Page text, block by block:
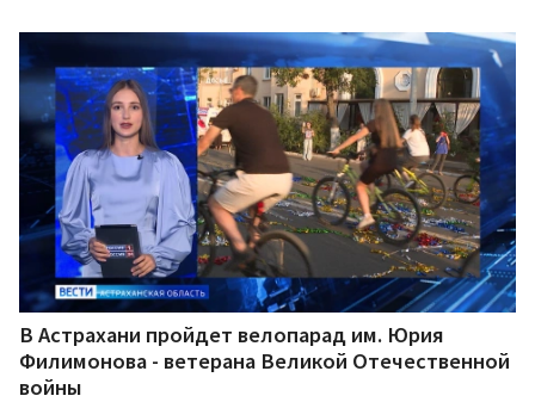
В Астрахани пройдет велопарад им. Юрия
Филимонова - ветерана Великой Отечественной
войны